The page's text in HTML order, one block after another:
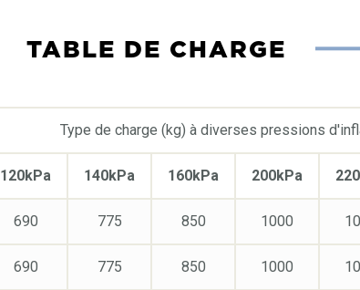
TABLE DE CHARGE
Type de charge (kg) à diverses pressions
120kPa
690
690
140kPa
775
775
160kPa
850
850
200kPa
1000
1000